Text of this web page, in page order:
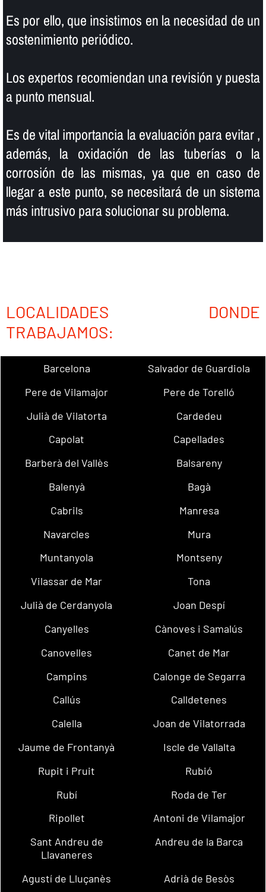
Es por ello, que insistimos en la necesidad de un
sostenimiento periódico.
Los expertos recomiendan una revisión y puesta
a punto mensual.
Es de vital importancia la evaluación para evitar ,
además, la oxidación de las tuberí­as o la
corrosión de las mismas, ya que en caso de
llegar a este punto, se necesitará de un sistema
más intrusivo para solucionar su problema.
LOCALIDADES DONDE
TRABAJAMOS:
Barcelona
Salvador de Guardiola
Pere de Vilamajor
Pere de Torelló
Julià de Vilatorta
Cardedeu
Capolat
Capellades
Barberà del Vallès
Balsareny
Balenyà
Bagà
Cabrils
Manresa
Navarcles
Mura
Muntanyola
Montseny
Vilassar de Mar
Tona
Julià de Cerdanyola
Joan Despí
Canyelles
Cànoves i Samalús
Canovelles
Canet de Mar
Campins
Calonge de Segarra
Callús
Calldetenes
Calella
Joan de Vilatorrada
Jaume de Frontanyà
Iscle de Vallalta
Rupit i Pruit
Rubió
Rubí
Roda de Ter
Ripollet
Antoni de Vilamajor
Sant Andreu de
Llavaneres
Andreu de la Barca
Agustí de Lluçanès
Adrià de Besòs